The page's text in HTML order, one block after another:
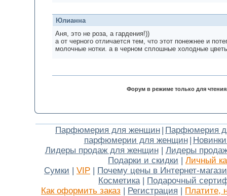
Юлианна
Аня, это не роза, а гардения!))
а от черного отличается тем, что этот понежнее и
молочные нотки. а в черном сплошные холодные
Форум в режиме только для
Парфюмерия для женщин | Парфюмерия
парфюмерии для женщин |
Лидеры продаж для женщин| Лидеры
Подарки и скидки | Личный
Сумки | VIP | Почему цены в Интернет-
Косметика| Подарочный
Как оформить заказ | Регистрация | Платите,